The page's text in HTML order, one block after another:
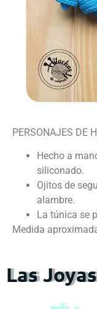
PERSONAJES DE
Hecho a
siliconado.
Ojitos de
alambre.
La túnica se
Medida
Las